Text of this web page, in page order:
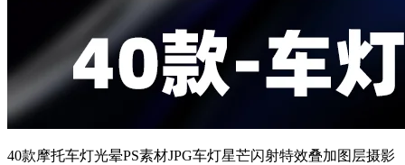
40款摩托车灯光晕PS素材JPG车灯星芒闪射特效叠加图层摄影